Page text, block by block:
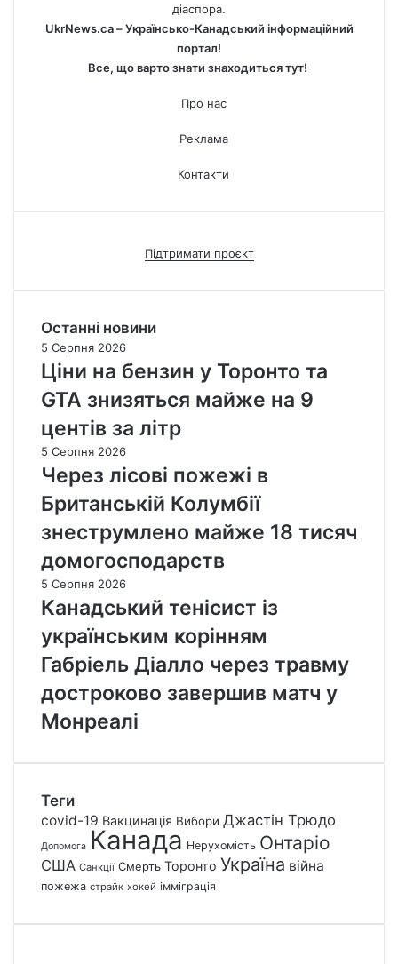
діаспора.
UkrNews.ca – Українсько-Канадський інформаційний
портал!
Все, що варто знати знаходиться тут!
Про нас
Реклама
Контакти
Підтримати проєкт
Останні новини
5 Серпня 2026
Ціни на бензин у Торонто та
GTA знизяться майже на 9
центів за літр
5 Серпня 2026
Через лісові пожежі в
Британській Колумбії
знеструмлено майже 18 тисяч
домогосподарств
5 Серпня 2026
Канадський тенісист із
українським корінням
Габріель Діалло через травму
достроково завершив матч у
Монреалі
Теги
covid-19 Вакцинація Вибори Джастін Трюдо
Допомога Канада Нерухомість Онтаріо
США Санкції Смерть Торонто Україна війна
пожежа страйк хокей імміграція